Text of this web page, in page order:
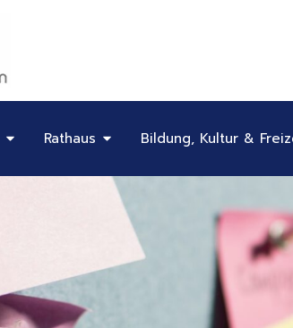
Öffne Unsere Stadt
Rathaus Öffne Rathaus
Bildung, Kultur &